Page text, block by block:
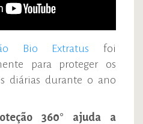
Bio Extratus foi
para proteger os
diárias durante o ano
360° ajuda a